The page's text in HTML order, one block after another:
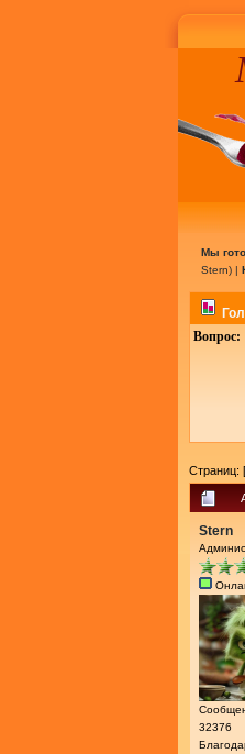
Мы
Stern) |
Вопрос:
Страниц: [
Stern
32376